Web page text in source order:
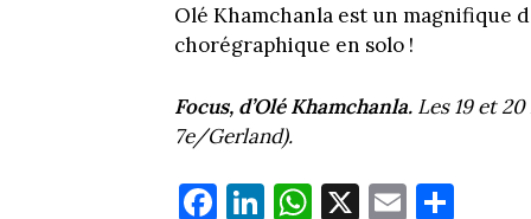
Olé Khamchanla est un magnifique
chorégraphique en solo !
Focus, d’Olé Khamchanla. Les 19 et
7e/Gerland).
Fa Li W X E